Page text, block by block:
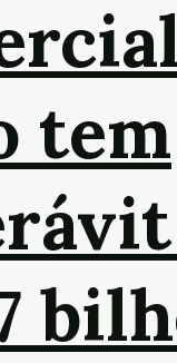
tem